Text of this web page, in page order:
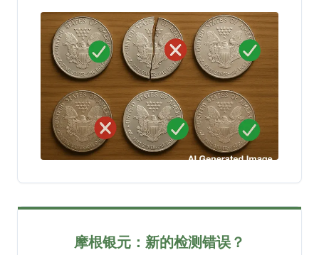
摩根银元：新的检测错误？